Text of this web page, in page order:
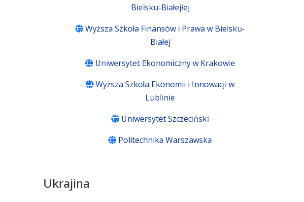
Bielsku-Białejłej
Wyższa Szkoła Finansów i Prawa w Bielsku-
Białej
Uniwersytet Ekonomiczny w Krakowie
Wyższa Szkoła Ekonomii i Innowacji w
Lublinie
Uniwersytet Szczeciński
Politechnika Warszawska
Ukrajina